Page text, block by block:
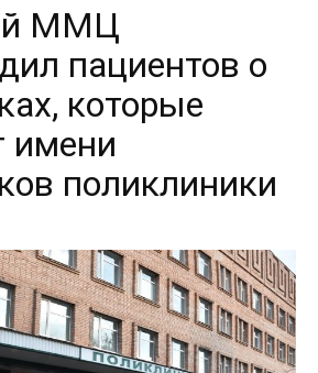
новостей
ММЦ
пациентов о
которые
имени
поликлиники